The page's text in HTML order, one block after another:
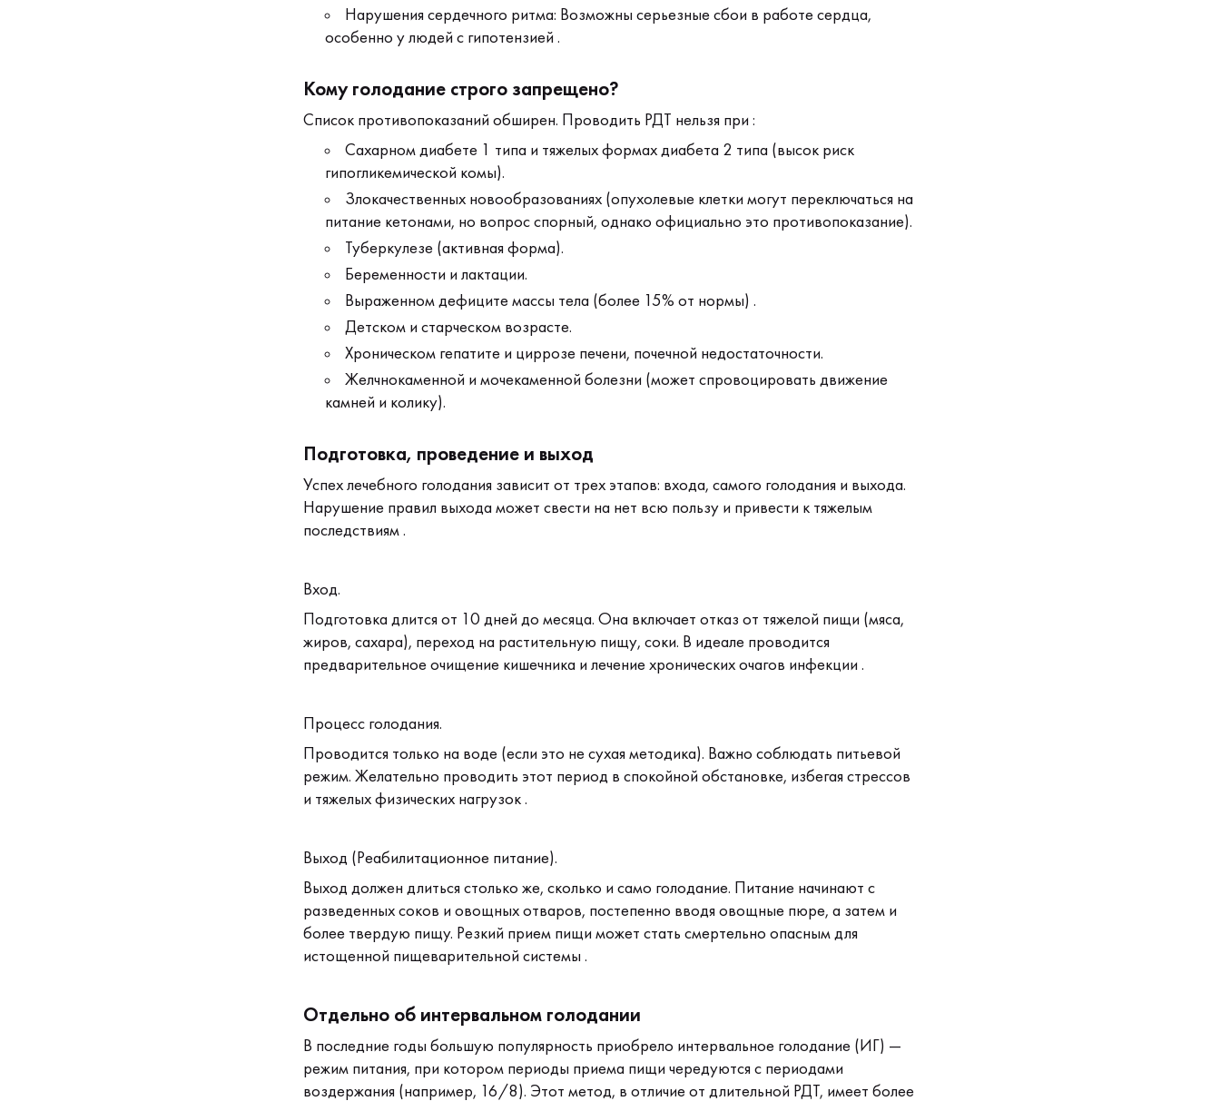
Нарушения сердечного ритма: Возможны серьезные сбои в работе сердца,
особенно у людей с гипотензией .
Кому голодание строго запрещено?
Список противопоказаний обширен. Проводить РДТ нельзя при :
Сахарном диабете 1 типа и тяжелых формах диабета 2 типа (высок риск
гипогликемической комы).
Злокачественных новообразованиях (опухолевые клетки могут переключаться на
питание кетонами, но вопрос спорный, однако официально это противопоказание).
Туберкулезе (активная форма).
Беременности и лактации.
Выраженном дефиците массы тела (более 15% от нормы) .
Детском и старческом возрасте.
Хроническом гепатите и циррозе печени, почечной недостаточности.
Желчнокаменной и мочекаменной болезни (может спровоцировать движение
камней и колику).
Подготовка, проведение и выход
Успех лечебного голодания зависит от трех этапов: входа, самого голодания и выхода.
Нарушение правил выхода может свести на нет всю пользу и привести к тяжелым
последствиям .
Вход.
Подготовка длится от 10 дней до месяца. Она включает отказ от тяжелой пищи (мяса,
жиров, сахара), переход на растительную пищу, соки. В идеале проводится
предварительное очищение кишечника и лечение хронических очагов инфекции .
Процесс голодания.
Проводится только на воде (если это не сухая методика). Важно соблюдать питьевой
режим. Желательно проводить этот период в спокойной обстановке, избегая стрессов
и тяжелых физических нагрузок .
Выход (Реабилитационное питание).
Выход должен длиться столько же, сколько и само голодание. Питание начинают с
разведенных соков и овощных отваров, постепенно вводя овощные пюре, а затем и
более твердую пищу. Резкий прием пищи может стать смертельно опасным для
истощенной пищеварительной системы .
Отдельно об интервальном голодании
В последние годы большую популярность приобрело интервальное голодание (ИГ) —
режим питания, при котором периоды приема пищи чередуются с периодами
воздержания (например, 16/8). Этот метод, в отличие от длительной РДТ, имеет более